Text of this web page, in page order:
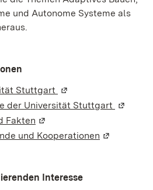
und Autonome Systeme als
Stuttgart (Wird in einem
der Universität Stuttgart (Wird
Fakten (Wird in einem neuen
und Kooperationen (Wird in
Interesse